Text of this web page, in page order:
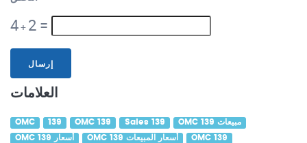
4+ 2 =
إرسال
العلامات
OMC 139 OMC 139 Sales 139 OMC 139 مبيعات
OMC 139 أسعار OMC 139 أسعار المبيعات OMC 139